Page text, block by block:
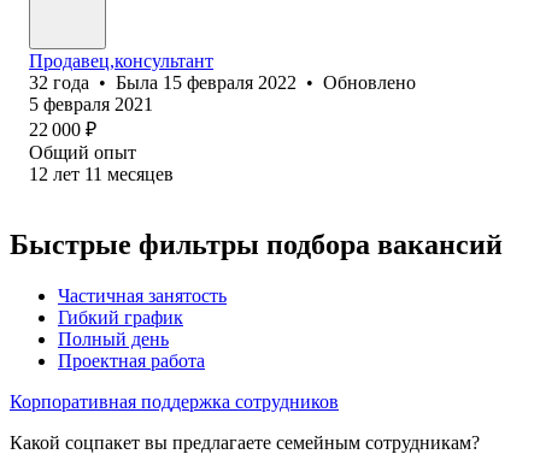
Продавец,консультант
32 года • Была 15 февраля 2022 • Обновлено
5 февраля 2021
22 000 ₽
Общий опыт
12 лет 11 месяцев
Быстрые фильтры подбора вакансий
Частичная занятость
Гибкий график
Полный день
Проектная работа
Корпоративная поддержка сотрудников
Какой соцпакет вы предлагаете семейным сотрудникам?